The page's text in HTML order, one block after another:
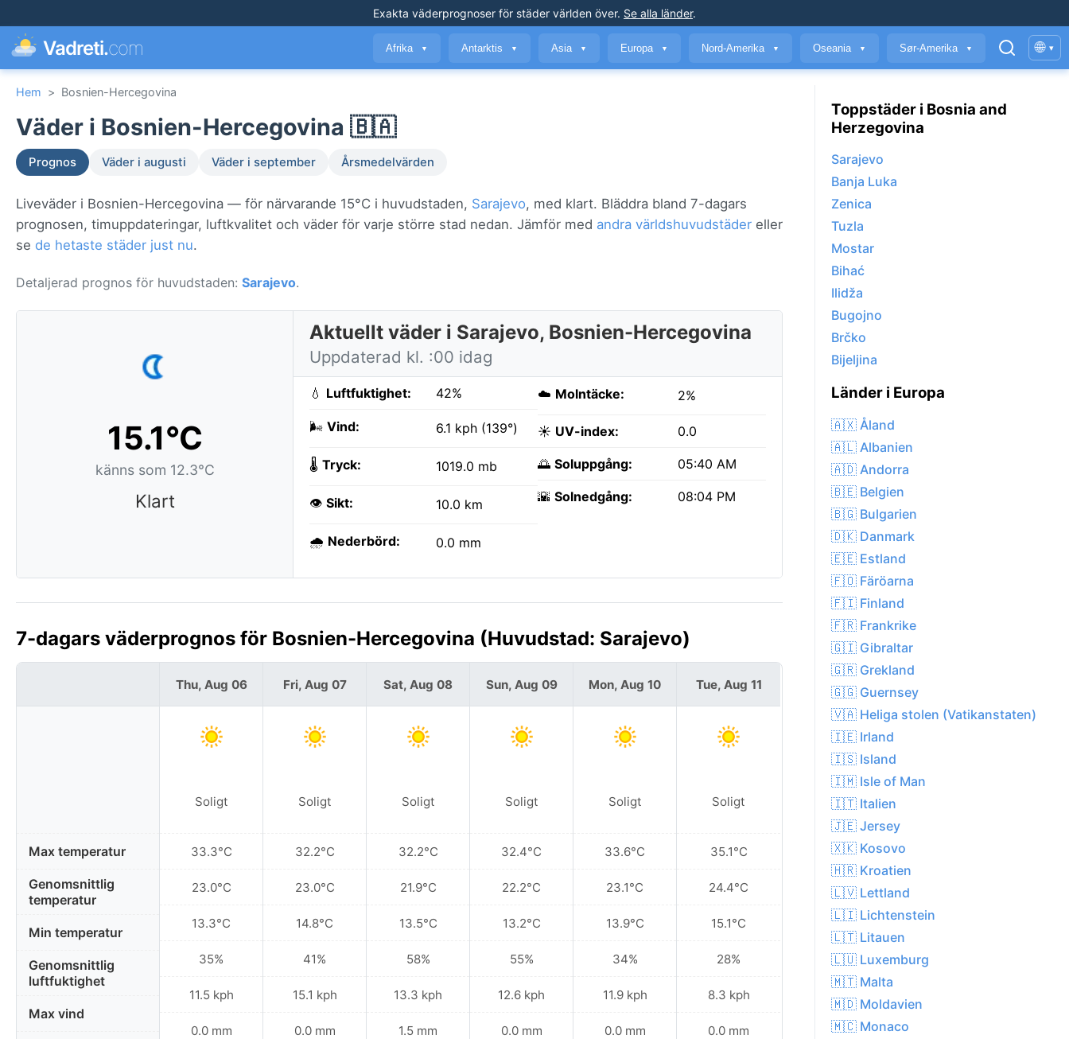
Exakta väderprognoser för städer världen över. Se alla länder.
Vadreti.com Afrika ▼ Antarktis ▼ Asia ▼ Europa ▼ Nord-Amerika ▼ Oseania ▼ Sør-Amerika ▼ 🌐 ▾
Hem > Bosnien-Hercegovina
Väder i Bosnien-Hercegovina 🇧🇦
Prognos Väder i augusti Väder i september Årsmedelvärden
Liveväder i Bosnien-Hercegovina — för närvarande 15°C i huvudstaden, Sarajevo, med klart. Bläddra bland 7-dagars
prognosen, timuppdateringar, luftkvalitet och väder för varje större stad nedan. Jämför med andra världshuvudstäder eller
se de hetaste städer just nu.
Detaljerad prognos för huvudstaden: Sarajevo.
15.1°C
känns som 12.3°C
Klart
Aktuellt väder i Sarajevo, Bosnien-Hercegovina
Uppdaterad kl. :00 idag
💧 Luftfuktighet: 42%
🌬️ Vind: 6.1 kph (139°)
🌡️ Tryck: 1019.0 mb
👁️ Sikt: 10.0 km
🌧️ Nederbörd: 0.0 mm
☁️ Molntäcke: 2%
☀️ UV-index: 0.0
🌅 Soluppgång: 05:40 AM
🌇 Solnedgång: 08:04 PM
7-dagars väderprognos för Bosnien-Hercegovina (Huvudstad: Sarajevo)
Max temperatur
Genomsnittlig
temperatur
Min temperatur
Genomsnittlig
luftfuktighet
Max vind
Thu, Aug 06
Soligt
33.3°C
23.0°C
13.3°C
35%
11.5 kph
0.0 mm
Fri, Aug 07
Soligt
32.2°C
23.0°C
14.8°C
41%
15.1 kph
0.0 mm
Sat, Aug 08
Soligt
32.2°C
21.9°C
13.5°C
58%
13.3 kph
1.5 mm
Sun, Aug 09
Soligt
32.4°C
22.2°C
13.2°C
55%
12.6 kph
0.0 mm
Mon, Aug 10
Soligt
33.6°C
23.1°C
13.9°C
34%
11.9 kph
0.0 mm
Tue, Aug 11
Soligt
35.1°C
24.4°C
15.1°C
28%
8.3 kph
0.0 mm
Toppstäder i Bosnia and
Herzegovina
Sarajevo
Banja Luka
Zenica
Tuzla
Mostar
Bihać
Ilidža
Bugojno
Brčko
Bijeljina
Länder i Europa
🇦🇽 Åland
🇦🇱 Albanien
🇦🇩 Andorra
🇧🇪 Belgien
🇧🇬 Bulgarien
🇩🇰 Danmark
🇪🇪 Estland
🇫🇴 Färöarna
🇫🇮 Finland
🇫🇷 Frankrike
🇬🇮 Gibraltar
🇬🇷 Grekland
🇬🇬 Guernsey
🇻🇦 Heliga stolen (Vatikanstaten)
🇮🇪 Irland
🇮🇸 Island
🇮🇲 Isle of Man
🇮🇹 Italien
🇯🇪 Jersey
🇽🇰 Kosovo
🇭🇷 Kroatien
🇱🇻 Lettland
🇱🇮 Lichtenstein
🇱🇹 Litauen
🇱🇺 Luxemburg
🇲🇹 Malta
🇲🇩 Moldavien
🇲🇨 Monaco